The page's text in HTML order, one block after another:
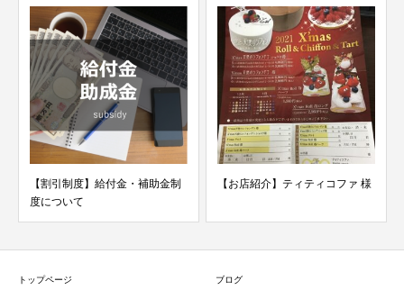
【割引制度】給付金・補助金制
度について
【お店紹介】ティティコファ 様
トップページ
ブログ